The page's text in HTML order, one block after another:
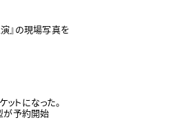
演』の現場写真を
ットになった。
が予約開始